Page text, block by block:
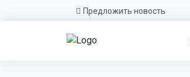
Предложить новость